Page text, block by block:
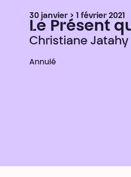
30 janvier > 1 février 2021
Le Présent
Christiane Jatahy
Annulé